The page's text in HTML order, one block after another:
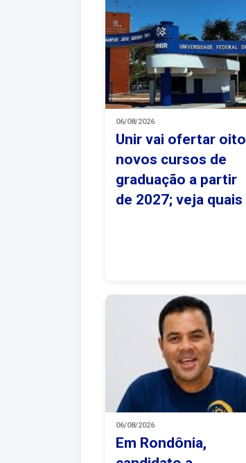
06/08/2026
Unir vai ofertar oito
novos cursos de
graduação a partir
de 2027; veja quais
06/08/2026
Em Rondônia,